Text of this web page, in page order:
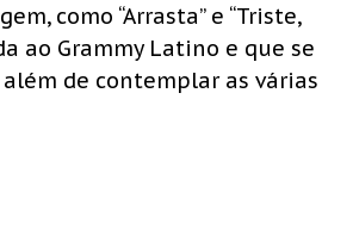
como “Arrasta” e “Triste,
ao Grammy Latino e que se
de contemplar as várias